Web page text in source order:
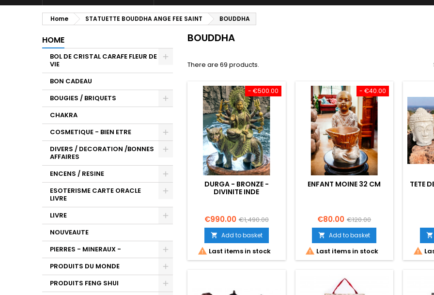
Home STATUETTE BOUDDHA ANGE FEE SAINT BOUDDHA
HOME
BOL DE CRISTAL CARAFE FLEUR DE
VIE
BON CADEAU
BOUGIES / BRIQUETS
CHAKRA
COSMETIQUE - BIEN ETRE
DIVERS / DECORATION /BONNES
AFFAIRES
ENCENS / RESINE
ESOTERISME CARTE ORACLE
LIVRE
LIVRE
NOUVEAUTE
PIERRES - MINERAUX -
PRODUITS DU MONDE
PRODUITS FENG SHUI
BOUDDHA
There are 69 products.
- €500.00
DURGA - BRONZE -
DIVINITE INDE
Price
€990.00 Regular
price
€1,490.00
 Add to basket
 Last items in stock
- €40.00
ENFANT MOINE 32 CM
Price
€80.00 Regular
price
€120.00
 Add to basket
 Last items in stock
TETE

